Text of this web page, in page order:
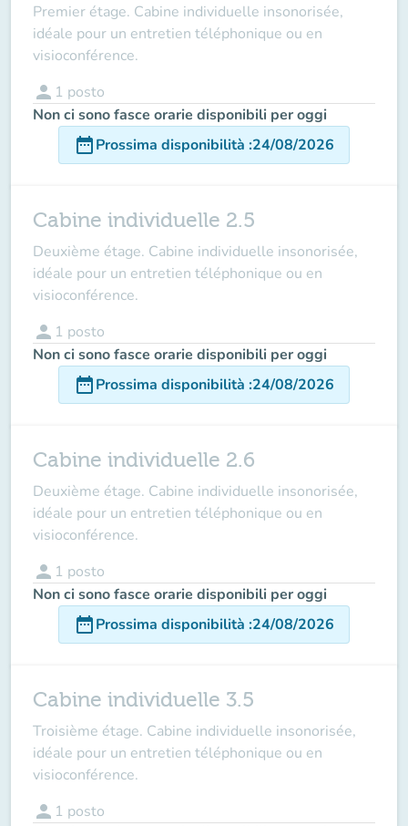
Premier étage. Cabine individuelle insonorisée,
idéale pour un entretien téléphonique ou en
visioconférence.
person 1 posto
Non ci sono fasce orarie disponibili per oggi
date_rangeProssima disponibilità :24/08/2026
Cabine individuelle 2.5
Deuxième étage. Cabine individuelle insonorisée,
idéale pour un entretien téléphonique ou en
visioconférence.
person 1 posto
Non ci sono fasce orarie disponibili per oggi
date_rangeProssima disponibilità :24/08/2026
Cabine individuelle 2.6
Deuxième étage. Cabine individuelle insonorisée,
idéale pour un entretien téléphonique ou en
visioconférence.
person 1 posto
Non ci sono fasce orarie disponibili per oggi
date_rangeProssima disponibilità :24/08/2026
Cabine individuelle 3.5
Troisième étage. Cabine individuelle insonorisée,
idéale pour un entretien téléphonique ou en
visioconférence.
person 1 posto